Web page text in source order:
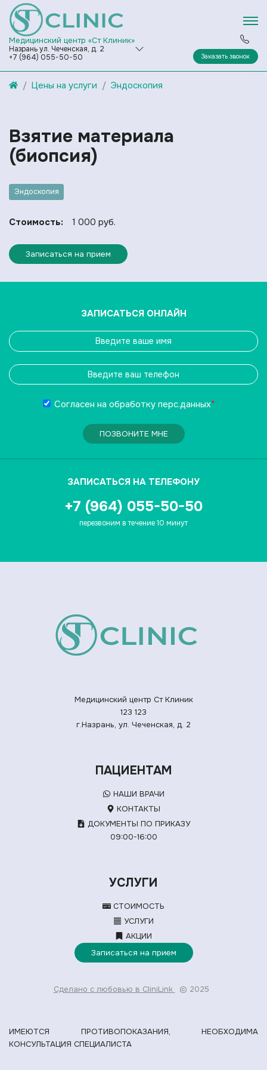
Медицинский центр «Ст Клиник»
Назрань ул. Чеченская, д. 2
+7 (964) 055-50-50
Заказать звонок
Цены на услуги Эндоскопия
Взятие материала
(биопсия)
Эндоскопия
Стоимость: 1 000 руб.
Записаться на прием
ЗАПИСАТЬСЯ ОНЛАЙН
Согласен на обработку перс.данных*
ПОЗВОНИТЕ МНЕ
ЗАПИСАТЬСЯ НА ТЕЛЕФОНУ
+7 (964) 055-50-50
перезвоним в течение 10 минут
Медицинский центр Ст Клиник
123 123
г.Назрань, ул. Чеченская, д. 2
ПАЦИЕНТАМ
НАШИ ВРАЧИ
КОНТАКТЫ
ДОКУМЕНТЫ ПО ПРИКАЗУ
09:00-16:00
УСЛУГИ
СТОИМОСТЬ
УСЛУГИ
АКЦИИ
Записаться на прием
Сделано с любовью в CliniLink © 2025
ИМЕЮТСЯ ПРОТИВОПОКАЗАНИЯ, НЕОБХОДИМА
КОНСУЛЬТАЦИЯ СПЕЦИАЛИСТА